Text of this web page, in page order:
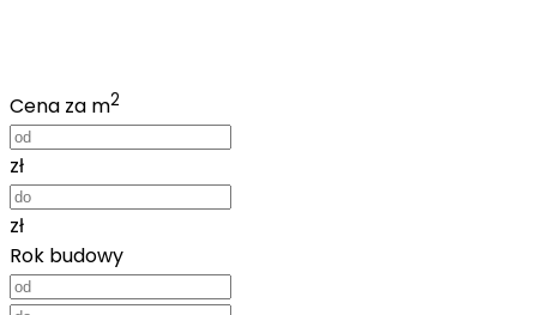
Cena za m2
zł
zł
Rok budowy